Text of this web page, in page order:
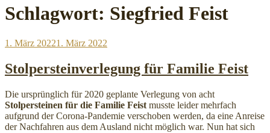
Schlagwort: Siegfried Feist
Veröffentlicht
1. März 20221. März 2022
Stolpersteinverlegung für Familie Feist
Die ursprünglich für 2020 geplante Verlegung von acht
Stolpersteinen für die Familie Feist musste leider mehrfach
aufgrund der Corona-Pandemie verschoben werden, da eine Anreise
der Nachfahren aus dem Ausland nicht möglich war. Nun hat sich